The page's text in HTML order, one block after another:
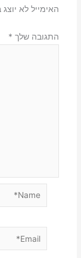
האימייל לא
התגובה שלך *
Email*